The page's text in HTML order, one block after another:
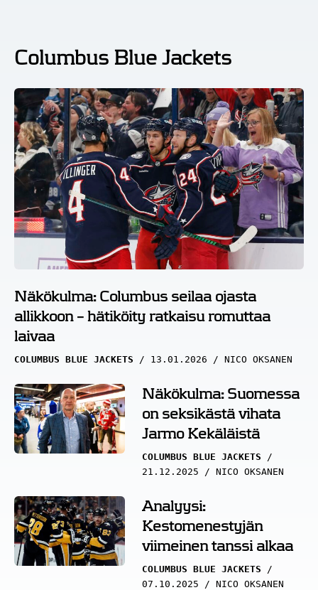
Columbus Blue Jackets
Näkökulma: Columbus seilaa ojasta
allikkoon – hätiköity ratkaisu romuttaa
laivaa
COLUMBUS BLUE JACKETS 13.01.2026 NICO OKSANEN
Näkökulma: Suomessa
on seksikästä vihata
Jarmo Kekäläistä
COLUMBUS BLUE JACKETS
21.12.2025
NICO OKSANEN
Analyysi:
Kestomenestyjän
viimeinen tanssi alkaa
COLUMBUS BLUE JACKETS
07.10.2025
NICO OKSANEN